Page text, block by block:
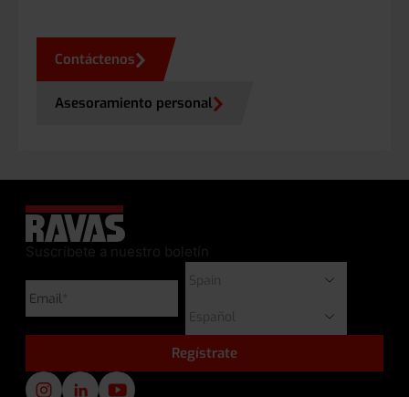
Contáctenos
Asesoramiento personal
Suscríbete a nuestro boletín